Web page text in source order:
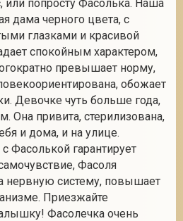
или попросту Фасолька. Наша
дама черного цвета, с
глазками и красивой
спокойным характером,
превышает норму,
обожает
Девочке чуть больше года,
Она привита, стерилизована,
и дома, и на улице.
Фасолькой гарантирует
Фасоля
нервную систему, повышает
Приезжайте
Фасолечка очень